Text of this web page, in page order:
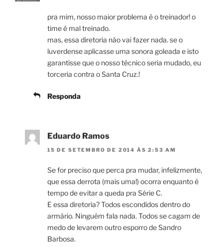
pra mim, nosso maior problema é o treinador! o
time é mal treinado.
mas, essa diretoria não vai fazer nada. se o
luverdense aplicasse uma sonora goleada e isto
garantisse que o nosso técnico seria mudado, eu
torceria contra o Santa Cruz.!
Responda
Eduardo Ramos
15 DE SETEMBRO DE 2014 ÀS 2:53 AM
Se for preciso que perca pra mudar, infelizmente,
que essa derrota (mais uma!) ocorra enquanto é
tempo de evitar a queda pra Série C.
E essa diretoria? Todos escondidos dentro do
armário. Ninguém fala nada. Todos se cagam de
medo de levarem outro esporro de Sandro
Barbosa.